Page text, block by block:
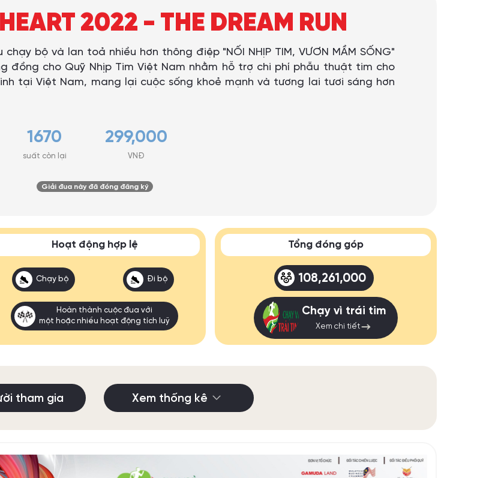
2022 - THE DREAM RUN
bộ và lan toả nhiều hơn thông điệp "NỐI NHỊP TIM, VƯƠN MẦM SỐNG"
đồng cho Quỹ Nhịp Tim Việt Nam nhằm hỗ trợ chi phí phẫu thuật tim cho
tại Việt Nam, mang lại cuộc sống khoẻ mạnh và tương lai tươi sáng hơn
1670
suất còn lại
299,000
VNĐ
Giải đua này đã đóng đăng ký
Hoạt động hợp lệ
Chạy bộ Đi bộ
Hoàn thành cuộc đua với
một hoặc nhiều hoạt động tích luỹ
Tổng đóng góp
108,261,000
Chạy vì trái tim
Xem chi tiết
tham gia Xem thống kê